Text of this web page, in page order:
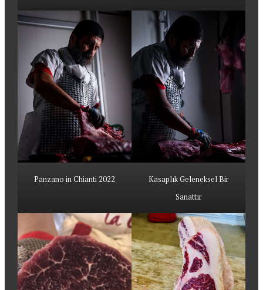
Panzano in Chianti 2022
Kasaplık Geleneksel Bir
Sanattır